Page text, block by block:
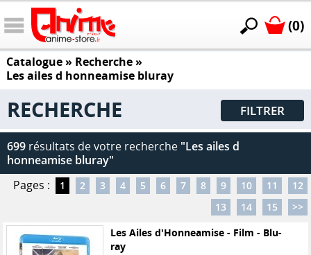
(0)
Catalogue» Recherche »
Les ailes d honneamise bluray
RECHERCHE FILTRER
699 résultats de votre recherche "Les ailes d
honneamise bluray"
Pages :
1 2 3 4 5 6 7 8 9 10 11
12
13
14 15
>>
Les Ailes d'Honneamise - Film - Blu-
ray